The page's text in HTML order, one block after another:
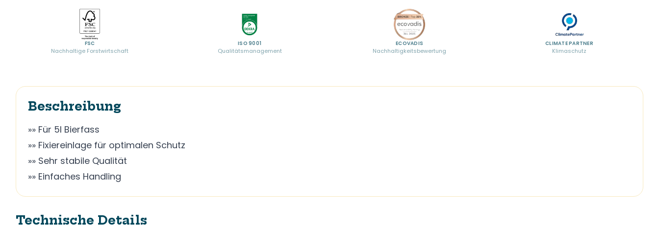
FSC
Nachhaltige Forstwirtschaft
ISO 9001
Qualitätsmanagement
ECOVADIS
Nachhaltigkeitsbewertung
CLIMATE PARTNER
Klimaschutz
Beschreibung
»» Für 5l Bierfass
»» Fixiereinlage für optimalen Schutz
»» Sehr stabile Qualität
»» Einfaches Handling
Technische Details